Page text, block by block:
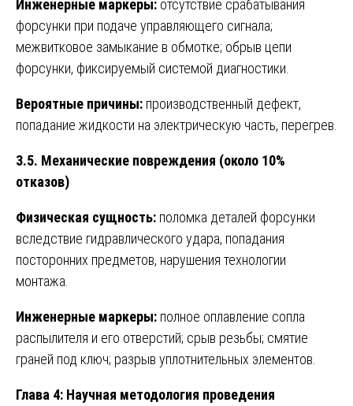
Инженерные маркеры: отсутствие срабатывания
форсунки при подаче управляющего сигнала;
межвитковое замыкание в обмотке; обрыв цепи
форсунки, фиксируемый системой диагностики.
Вероятные причины: производственный дефект,
попадание жидкости на электрическую часть, перегрев.
3.5. Механические повреждения (около 10%
отказов)
Физическая сущность: поломка деталей форсунки
вследствие гидравлического удара, попадания
посторонних предметов, нарушения технологии
монтажа.
Инженерные маркеры: полное оплавление сопла
распылителя и его отверстий; срыв резьбы; смятие
граней под ключ; разрыв уплотнительных элементов.
Глава 4: Научная методология проведения